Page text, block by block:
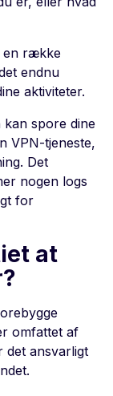
en række
endnu
aktiviteter.
spore dine
VPN-tjeneste,
Det
nogen logs
for
at
omfattet af
det ansvarligt